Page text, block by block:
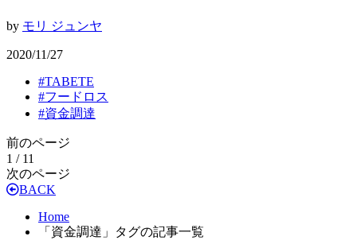
by モリ ジュンヤ
2020/11/27
#TABETE
#フードロス
#資金調達
前のページ
1 / 11
次のページ
BACK
Home
「資金調達」タグの記事一覧